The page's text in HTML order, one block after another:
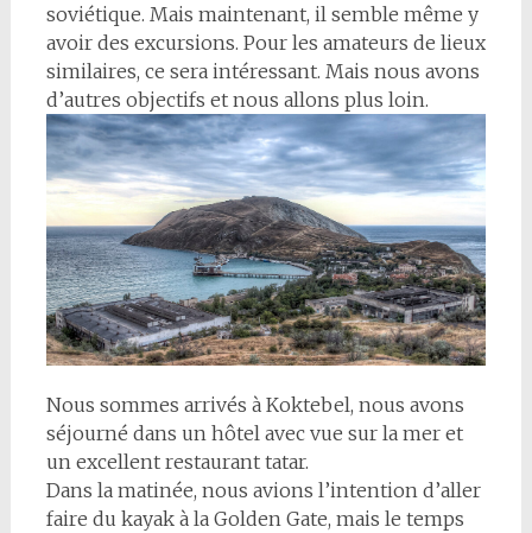
soviétique. Mais maintenant, il semble même y
avoir des excursions. Pour les amateurs de lieux
similaires, ce sera intéressant. Mais nous avons
d’autres objectifs et nous allons plus loin.
Nous sommes arrivés à Koktebel, nous avons
séjourné dans un hôtel avec vue sur la mer et
un excellent restaurant tatar.
Dans la matinée, nous avions l’intention d’aller
faire du kayak à la Golden Gate, mais le temps